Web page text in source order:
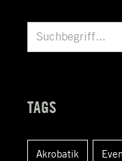
u
e
TAGS
Akrobatik